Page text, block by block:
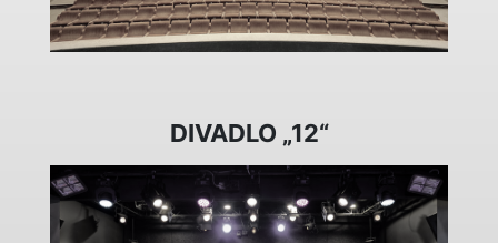
DIVADLO „12“